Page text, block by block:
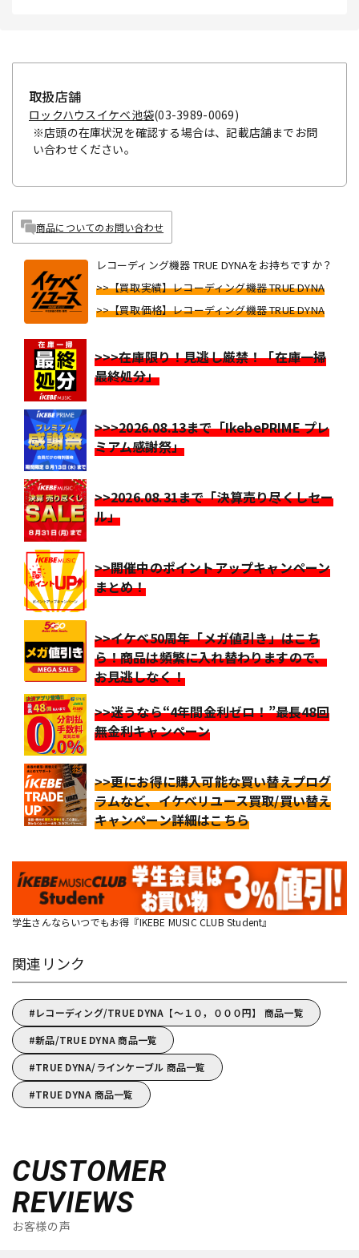
取扱店舗
ロックハウスイケベ池袋(03-3989-0069)
※店頭の在庫状況を確認する場合は、記載店舗までお問
い合わせください。
商品についてのお問い合わせ
レコーディング機器 TRUE DYNAをお持ちですか？
>>【買取実績】レコーディング機器 TRUE DYNA
>>【買取価格】レコーディング機器 TRUE DYNA
>>>在庫限り！見逃し厳禁！「在庫一掃
最終処分」
>>>2026.08.13まで「IkebePRIME プレ
ミアム感謝祭」
>>2026.08.31まで「決算売り尽くしセー
ル」
>>開催中のポイントアップキャンペーン
まとめ！
>>イケベ50周年「メガ値引き」はこち
ら！商品は頻繁に入れ替わりますので、
お見逃しなく！
>>迷うなら“4年間金利ゼロ！”最長48回
無金利キャンペーン
>>更にお得に購入可能な買い替えプログ
ラムなど、イケベリユース買取/買い替え
キャンペーン詳細はこちら
学生さんならいつでもお得『IKEBE MUSIC CLUB Student』
関連リンク
レコーディング/TRUE DYNA【～１０，０００円】 商品一覧
新品/TRUE DYNA 商品一覧
TRUE DYNA/ラインケーブル 商品一覧
TRUE DYNA 商品一覧
CUSTOMER
REVIEWS
お客様の声